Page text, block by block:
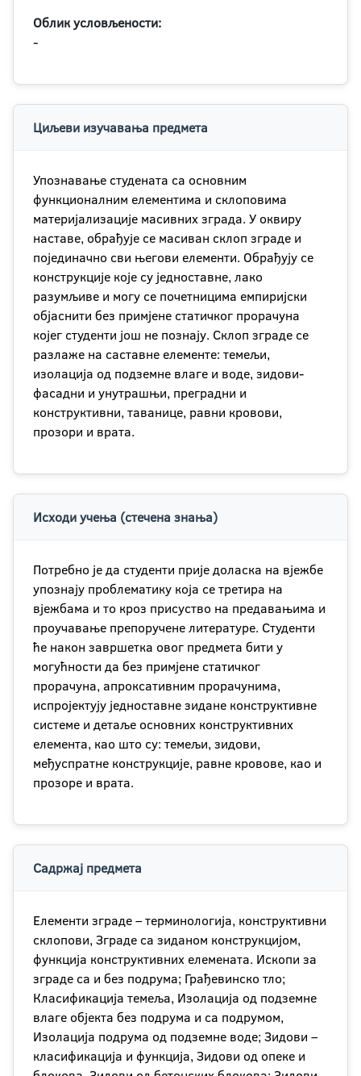
Облик условљености:
-
Циљеви изучавања предмета
Упознавање студената са основним
функционалним елементима и склоповима
материјализације масивних зграда. У оквиру
наставе, обрађује се масиван склоп зграде и
појединачно сви његови елементи. Обрађују се
конструкције које су једноставне, лако
разумљиве и могу се почетницима емпиријски
објаснити без примјене статичког прорачуна
којег студенти још не познају. Склоп зграде се
разлаже на саставне елементе: темељи,
изолација од подземне влаге и воде, зидови-
фасадни и унутрашњи, преградни и
конструктивни, таванице, равни кровови,
прозори и врата.
Исходи учења (стечена знања)
Потребно је да студенти прије доласка на вјежбе
упознају проблематику која се третира на
вјежбама и то кроз присуство на предавањима и
проучавање препоручене литературе. Студенти
ће након завршетка овог предмета бити у
могућности да без примјене статичког
прорачуна, апроксативним прорачунима,
испројектују једноставне зидане конструктивне
системе и детаље основних конструктивних
елемента, као што су: темељи, зидови,
међуспратне конструкције, равне кровове, као и
прозоре и врата.
Садржај предмета
Елементи зграде – терминологија, конструктивни
склопови, Зграде са зиданом конструкцијом,
функција конструктивних елемената. Ископи за
зграде са и без подрума; Грађевинско тло;
Класификација темеља, Изолација од подземне
влаге објекта без подрума и са подрумом,
Изолација подрума од подземне воде; Зидови –
класификација и функција, Зидови од опеке и